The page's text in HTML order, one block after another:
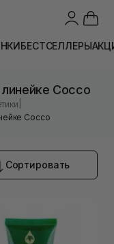
БЕСТСЕЛЛЕРЫ
Cocco
Cocco
Сортировать